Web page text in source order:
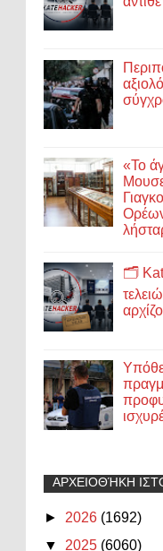
«Το
🗂️
ΑΡΧΕΙΟΘΉΚΗ
► 2026 (1692)
▼ 2025 (6060)